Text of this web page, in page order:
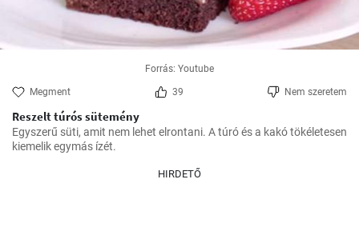
Forrás: Youtube
Megment 39 Nem szeretem
Reszelt túrós sütemény
Egyszerű süti, amit nem lehet elrontani. A túró és a kakó tökéletesen
kiemelik egymás ízét.
HIRDETŐ